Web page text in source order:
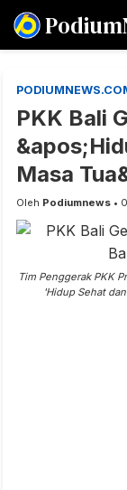
PKK Bali
Masa
Oleh Podiumnews •
Tim Penggerak PKK
'Hidup Sehat